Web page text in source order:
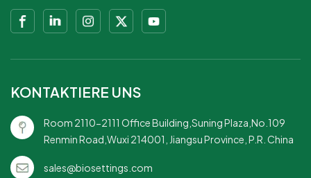
KONTAKTIERE UNS
Room 2110-2111 Office Building,Suning Plaza,No.109
Renmin Road,Wuxi 214001, Jiangsu Province, P.R. China
sales@biosettings.com